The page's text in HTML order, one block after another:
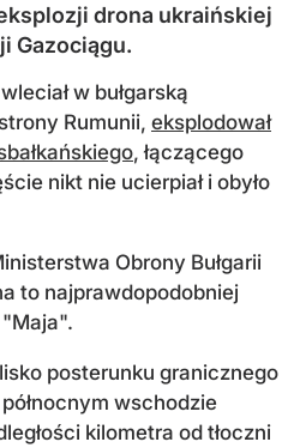
drona ukraińskiej
Gazociągu.
w bułgarską
Rumunii, eksplodował
, łączącego
nikt nie ucierpiał i obyło
Obrony Bułgarii
to najprawdopodobniej
posterunku granicznego
wschodzie
kilometra od tłoczni